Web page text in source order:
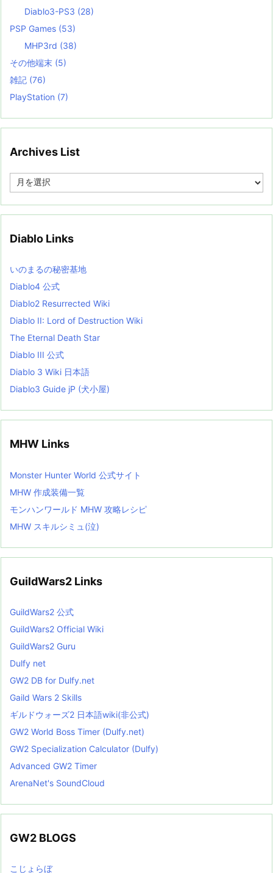
Diablo3-PS3 (28)
PSP Games (53)
MHP3rd (38)
その他端末 (5)
雑記 (76)
PlayStation (7)
Archives List
e
i
s
t
Diablo Links
いのまるの秘密基地
Diablo4 公式
Diablo2 Resurrected Wiki
Diablo II: Lord of Destruction Wiki
The Eternal Death Star
Diablo III 公式
Diablo 3 Wiki 日本語
Diablo3 Guide jP (犬小屋)
MHW Links
Monster Hunter World 公式サイト
MHW 作成装備一覧
モンハンワールド MHW 攻略レシピ
MHW スキルシミュ(泣)
GuildWars2 Links
GuildWars2 公式
GuildWars2 Official Wiki
GuildWars2 Guru
Dulfy net
GW2 DB for Dulfy.net
Gaild Wars 2 Skills
ギルドウォーズ2 日本語wiki(非公式)
GW2 World Boss Timer (Dulfy.net)
GW2 Specialization Calculator (Dulfy)
Advanced GW2 Timer
ArenaNet's SoundCloud
GW2 BLOGS
こじょらぼ